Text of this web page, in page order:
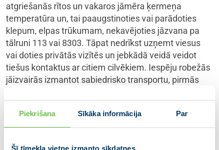
Piekrišana Sīkāka informācija Par
Šī tīmekļa vietne izmanto sīkdatnes
atgriešanās rītos un vakaros jāmēra ķermeņa
temperatūra un, tai paaugstinoties vai parādoties
klepum, elpas trūkumam, nekavējoties jāzvana pa
tālruni 113 vai 8303. Tāpat nedrīkst uzņemt viesus
vai doties privātās vizītēs un jebkādā veidā veidot
tiešus kontaktus ar citiem cilvēkiem. Iespēju robežās
jāizvairās izmantot sabiedrisko transportu, pirmās
iepirkumus atstāj pie durvīm. Ja nav citu risinājumu,
veikals jāapmeklē stundās, kad veikalā mazāk